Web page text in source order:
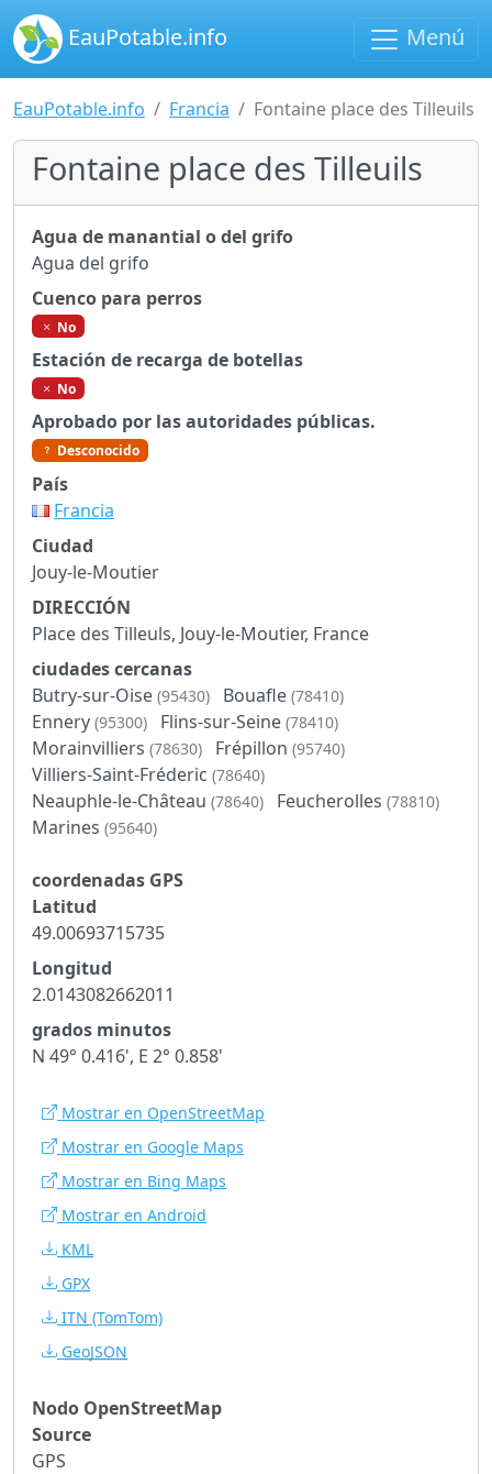
EauPotable.info Menú
EauPotable.info Francia Fontaine place des Tilleuils
Fontaine place des Tilleuils
Agua de manantial o del grifo
Agua del grifo
Cuenco para perros
No
Estación de recarga de botellas
No
Aprobado por las autoridades públicas.
Desconocido
País
Francia
Ciudad
Jouy-le-Moutier
DIRECCIÓN
Place des Tilleuls, Jouy-le-Moutier, France
ciudades cercanas
Butry-sur-Oise (95430) Bouafle (78410)
Ennery (95300) Flins-sur-Seine (78410)
Morainvilliers (78630) Frépillon (95740)
Villiers-Saint-Fréderic (78640)
Neauphle-le-Château (78640) Feucherolles (78810)
Marines (95640)
coordenadas GPS
Latitud
49.00693715735
Longitud
2.0143082662011
grados minutos
N 49° 0.416', E 2° 0.858'
Mostrar en OpenStreetMap
Mostrar en Google Maps
Mostrar en Bing Maps
Mostrar en Android
KML
GPX
ITN (TomTom)
GeoJSON
Nodo OpenStreetMap
Source
GPS